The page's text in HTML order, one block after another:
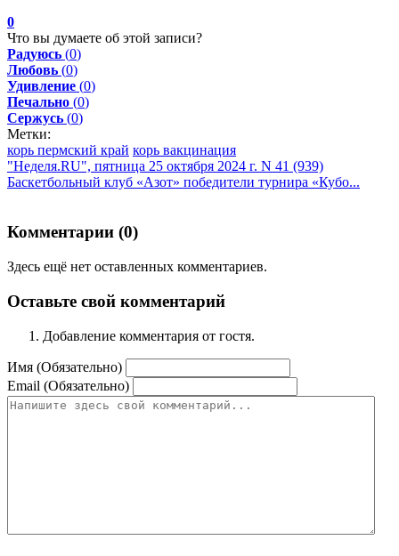
0
Что вы думаете об этой записи?
Радуюсь (0)
Любовь (0)
Удивление (0)
Печально (0)
Сержусь (0)
Метки:
корь пермский край корь вакцинация
"Неделя.RU", пятница 25 октября 2024 г. N 41 (939)
Баскетбольный клуб «Азот» победители турнира «Кубо...
Комментарии (0)
Здесь ещё нет оставленных комментариев.
Оставьте свой комментарий
Добавление комментария от гостя.
Имя (Обязательно)
Email (Обязательно)